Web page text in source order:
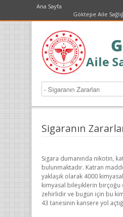
Ana Sayfa
Göktepe Aile
Aile
Sigaranın
Sigara dumanında nikotin,
bulunmaktadır. Katran
yaklaşık olarak 4000
kimyasal bileşiklerin birçoğu
zehirlidir ve bugün için bu
43 tanesinin kansere yol